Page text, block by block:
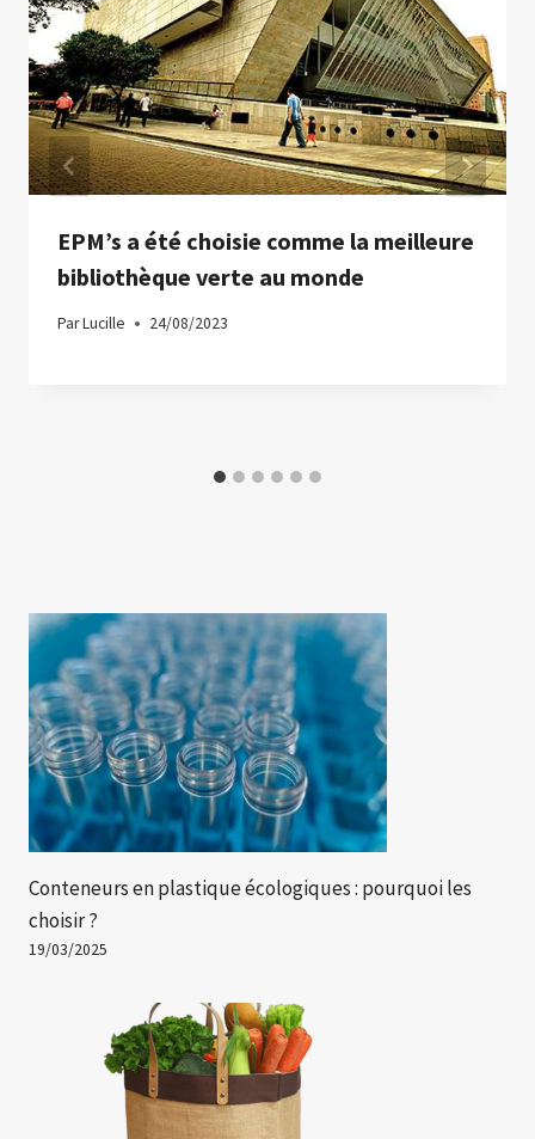
EPM’s a été choisie comme la meilleure
bibliothèque verte au monde
ParLucille 24/08/2023
Conteneurs en plastique écologiques : pourquoi les
choisir ?
19/03/2025